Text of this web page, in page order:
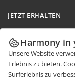
JETZT ERHALTEN
Docs
DocSpace
Workspace
Für Mitwirkende
Für Übersetzer
NACHRICHTEN
Blog
Harmony in
Unsere Website
Erlebnis zu bieten.
Surferlebnis zu